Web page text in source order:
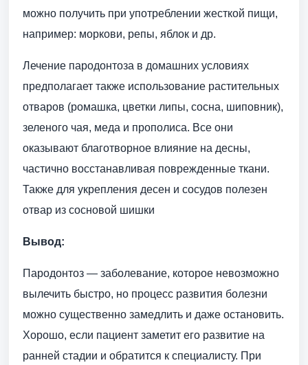
можно получить при употреблении жесткой пищи,
например: моркови, репы, яблок и др.
Лечение пародонтоза в домашних условиях
предполагает также использование растительных
отваров (ромашка, цветки липы, сосна, шиповник),
зеленого чая, меда и прополиса. Все они
оказывают благотворное влияние на десны,
частично восстанавливая поврежденные ткани.
Также для укрепления десен и сосудов полезен
отвар из сосновой шишки
Вывод:
Пародонтоз — заболевание, которое невозможно
вылечить быстро, но процесс развития болезни
можно существенно замедлить и даже остановить.
Хорошо, если пациент заметит его развитие на
ранней стадии и обратится к специалисту. При